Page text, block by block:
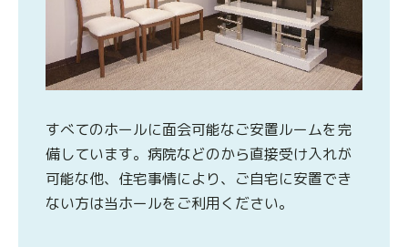
すべてのホールに面会可能なご安置ルームを完
備しています。病院などのから直接受け入れが
可能な他、住宅事情により、ご自宅に安置でき
ない方は当ホールをご利用ください。